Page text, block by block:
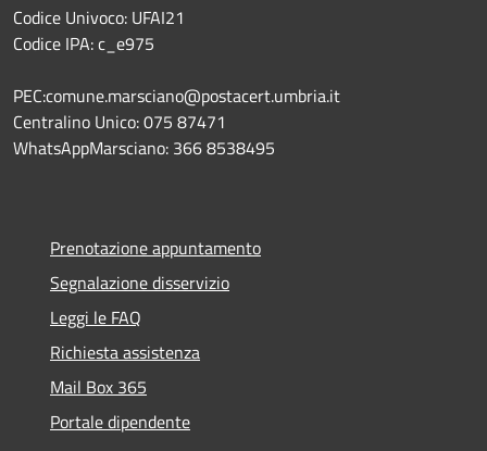
Codice Univoco: UFAI21
Codice IPA: c_e975
PEC:comune.marsciano@postacert.umbria.it
Centralino Unico: 075 87471
WhatsAppMarsciano: 366 8538495
Prenotazione appuntamento
Segnalazione disservizio
Leggi le FAQ
Richiesta assistenza
Mail Box 365
Portale dipendente